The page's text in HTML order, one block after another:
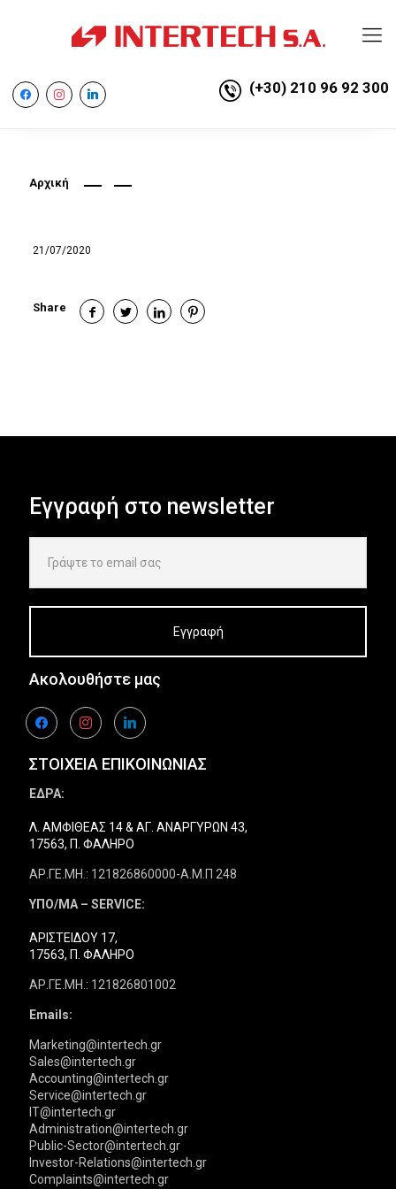
facebookinstagramlinkedin (+30) 210 96 92 300
Αρχική
21/07/2020
Share
Εγγραφή στο newsletter
Ακολουθήστε μας
facebookinstagramlinkedin
ΣΤΟΙΧΕΙΑ ΕΠΙΚΟΙΝΩΝΙΑΣ
ΕΔΡΑ:
Λ. ΑΜΦΙΘΕΑΣ 14 & ΑΓ. ΑΝΑΡΓΥΡΩΝ 43,
17563, Π. ΦΑΛΗΡΟ
ΑΡ.ΓΕ.ΜΗ.: 121826860000-Α.Μ.Π 248
ΥΠΟ/ΜΑ – SERVICE:
ΑΡΙΣΤΕΙΔΟΥ 17,
17563, Π. ΦΑΛΗΡΟ
ΑΡ.ΓΕ.ΜΗ.: 121826801002
Emails:
Marketing@intertech.gr
Sales@intertech.gr
Accounting@intertech.gr
Service@intertech.gr
IT@intertech.gr
Administration@intertech.gr
Public-Sector@intertech.gr
Investor-Relations@intertech.gr
Complaints@intertech.gr